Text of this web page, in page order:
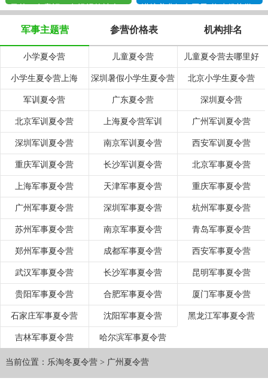
军事主题营 参营价格表 机构排名
小学夏令营 儿童夏令营 儿童夏令营去哪里好
小学生夏令营上海 深圳暑假小学生夏令营 北京小学生夏令营
军训夏令营 广东夏令营 深圳夏令营
北京军训夏令营 上海夏令营军训 广州军训夏令营
深圳军训夏令营 南京军训夏令营 西安军训夏令营
重庆军训夏令营 长沙军训夏令营 北京军事夏令营
上海军事夏令营 天津军事夏令营 重庆军事夏令营
广州军事夏令营 深圳军事夏令营 杭州军事夏令营
苏州军事夏令营 南京军事夏令营 青岛军事夏令营
郑州军事夏令营 成都军事夏令营 西安军事夏令营
武汉军事夏令营 长沙军事夏令营 昆明军事夏令营
贵阳军事夏令营 合肥军事夏令营 厦门军事夏令营
石家庄军事夏令营 沈阳军事夏令营 黑龙江军事夏令营
吉林军事夏令营 哈尔滨军事夏令营
当前位置： 乐淘冬夏令营> 广州夏令营